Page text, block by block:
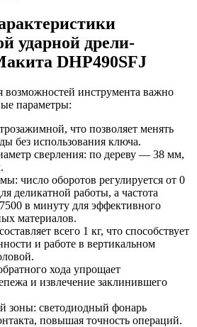
ударной дрели-
DHP490SFJ
возможностей инструмента важно
параметры:
что позволяет менять
без использования ключа.
сверления: по дереву — 38 мм,
число оборотов регулируется от 0
деликатной работы, а частота
в минуту для эффективного
материалов.
всего 1 кг, что способствует
и работе в вертикальном
хода упрощает
и извлечение заклинившего
зоны: светодиодный фонарь
повышая точность операций.